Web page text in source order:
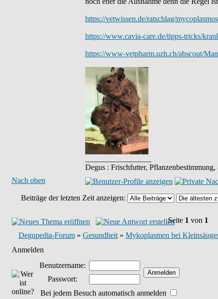
https://vetwissen.de/ratschlag/
https://www.cavia-care.de/tipps-tricks/
https://www-vetpharm.uzh.ch/abscout/
Degus : Frischfutter,
Nach oben
Beiträge der letzten Zeit anzeigen:
Seite 1 von 1
Degupedia-Forum » Gesundheit » Mykoplasmen bei
Anmelden
Benutzername:
Passwort:
Bei jedem Besuch automatisch anmelden